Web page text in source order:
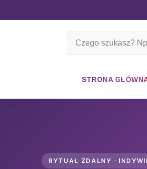
STRONA
RYTUAŁ ZDALNY ·